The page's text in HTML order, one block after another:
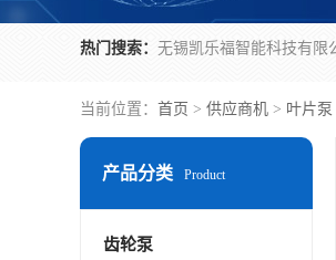
热门搜索：
当前位置： 首页 > 供应商机 > 叶片泵
产品分类 Product
齿轮泵